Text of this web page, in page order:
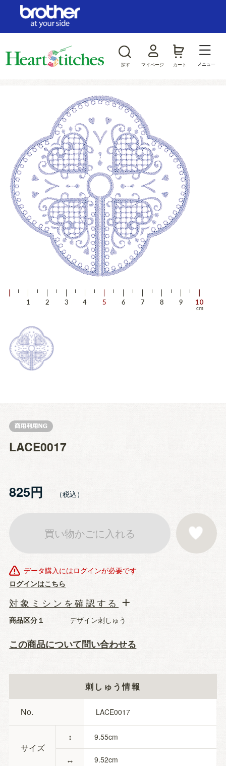
探す マイページ カート メニュー
LACE0017
825円
データ購入にはログインが必要です
買い物かごに入れる
ログインはこちら
お気に入りに登
商品区分１ デザイン刺しゅう
この商品について問い合わせる
対象ミシンを確認する
刺しゅう情報
No. LACE0017
サイズ
↕
↔
9.55
9.52
ログイン/新規会員登録
ジャンルから探す